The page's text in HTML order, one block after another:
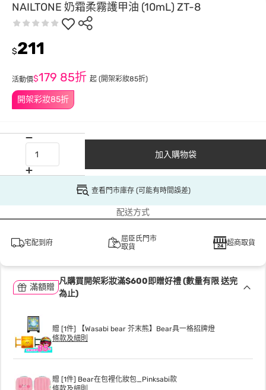
NAILTONE 奶霜柔霧護甲油 (10mL) ZT-8
開架彩妝85折
$211
活動價$179 85折 起 (開架彩妝85折)
加入購物袋
查看門市庫存 (可能有時間誤差)
配送方式
宅配到府
屈臣氏門市
取貨
超商取貨
滿額贈
凡購買開架彩妝滿$600即贈好禮 (數量有限 送完
為止)
贈 [1件] 【Wasabi bear 芥末熊】Bear具一格招牌燈
條款及細則
贈 [1件] Bear在包裡化妝包_Pinksabi款